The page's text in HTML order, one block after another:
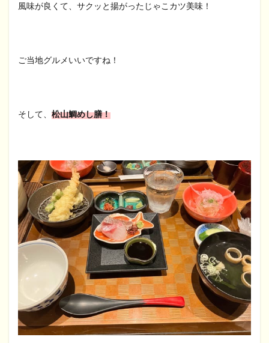
風味が良くて、サクッと揚がったじゃこカツ美味！
ご当地グルメいいですね！
そして、 松山鯛めし膳！